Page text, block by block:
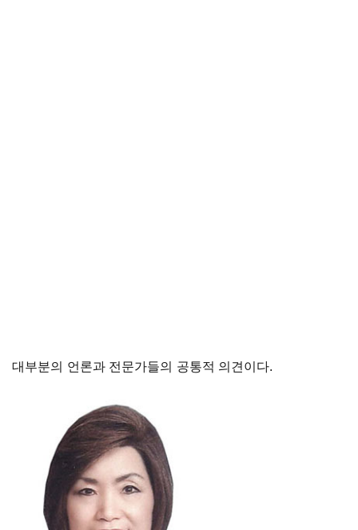
대부분의 언론과 전문가들의 공통적 의견이다.